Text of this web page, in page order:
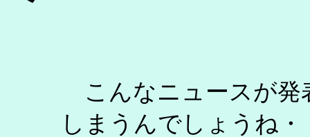
こんなニュースが発
しまうんでしょうね・